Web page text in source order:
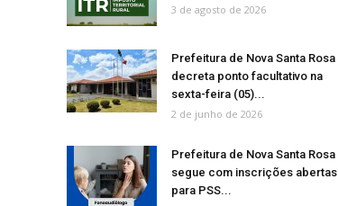
3 de agosto de 2026
Prefeitura de Nova Santa Rosa
decreta ponto facultativo na
sexta-feira (05)...
2 de junho de 2026
Prefeitura de Nova Santa Rosa
segue com inscrições abertas
para PSS...